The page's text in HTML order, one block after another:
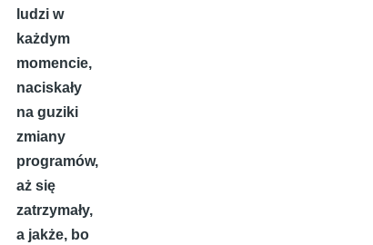
ludzi w
każdym
momencie,
naciskały
na guziki
zmiany
programów,
aż się
zatrzymały,
a jakże, bo